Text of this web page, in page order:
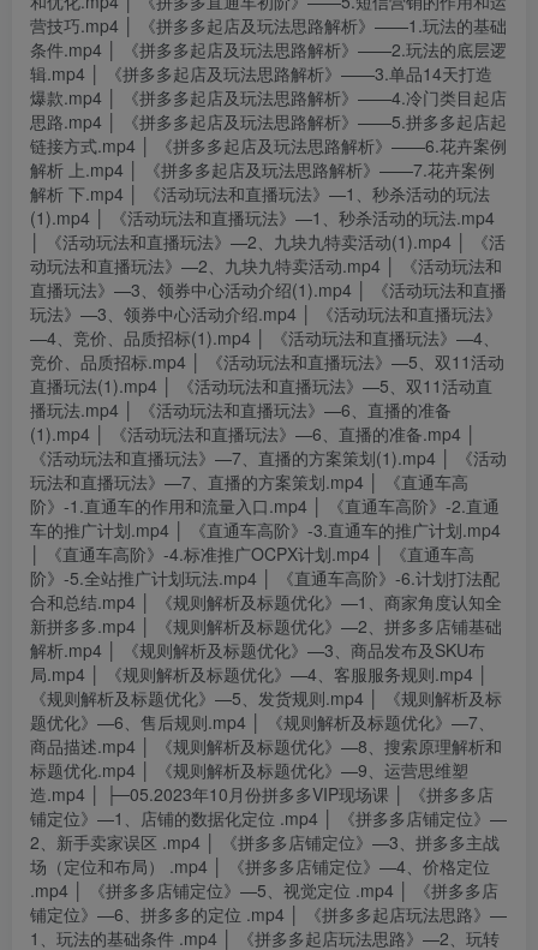
营技巧.mp4 │ 《拼多多起店及玩法思路解析》——1.玩法的基础
条件.mp4 │ 《拼多多起店及玩法思路解析》——2.玩法的底层逻
辑.mp4 │ 《拼多多起店及玩法思路解析》——3.单品14天打造
爆款.mp4 │ 《拼多多起店及玩法思路解析》——4.冷门类目起店
思路.mp4 │ 《拼多多起店及玩法思路解析》——5.拼多多起店起
链接方式.mp4 │ 《拼多多起店及玩法思路解析》——6.花卉案例
解析 上.mp4 │ 《拼多多起店及玩法思路解析》——7.花卉案例
解析 下.mp4 │ 《活动玩法和直播玩法》—1、秒杀活动的玩法
(1).mp4 │ 《活动玩法和直播玩法》—1、秒杀活动的玩法.mp4
│ 《活动玩法和直播玩法》—2、九块九特卖活动(1).mp4 │ 《活
动玩法和直播玩法》—2、九块九特卖活动.mp4 │ 《活动玩法和
直播玩法》—3、领券中心活动介绍(1).mp4 │ 《活动玩法和直播
玩法》—3、领券中心活动介绍.mp4 │ 《活动玩法和直播玩法》
—4、竞价、品质招标(1).mp4 │ 《活动玩法和直播玩法》—4、
竞价、品质招标.mp4 │ 《活动玩法和直播玩法》—5、双11活动
直播玩法(1).mp4 │ 《活动玩法和直播玩法》—5、双11活动直
播玩法.mp4 │ 《活动玩法和直播玩法》—6、直播的准备
(1).mp4 │ 《活动玩法和直播玩法》—6、直播的准备.mp4 │
《活动玩法和直播玩法》—7、直播的方案策划(1).mp4 │ 《活动
玩法和直播玩法》—7、直播的方案策划.mp4 │ 《直通车高
阶》-1.直通车的作用和流量入口.mp4 │ 《直通车高阶》-2.直通
车的推广计划.mp4 │ 《直通车高阶》-3.直通车的推广计划.mp4
│ 《直通车高阶》-4.标准推广OCPX计划.mp4 │ 《直通车高
阶》-5.全站推广计划玩法.mp4 │ 《直通车高阶》-6.计划打法配
合和总结.mp4 │ 《规则解析及标题优化》—1、商家角度认知全
新拼多多.mp4 │ 《规则解析及标题优化》—2、拼多多店铺基础
解析.mp4 │ 《规则解析及标题优化》—3、商品发布及SKU布
局.mp4 │ 《规则解析及标题优化》—4、客服服务规则.mp4 │
《规则解析及标题优化》—5、发货规则.mp4 │ 《规则解析及标
题优化》—6、售后规则.mp4 │ 《规则解析及标题优化》—7、
商品描述.mp4 │ 《规则解析及标题优化》—8、搜索原理解析和
标题优化.mp4 │ 《规则解析及标题优化》—9、运营思维塑
造.mp4 │ ├─05.2023年10月份拼多多VIP现场课 │ 《拼多多店
铺定位》—1、店铺的数据化定位 .mp4 │ 《拼多多店铺定位》—
2、新手卖家误区 .mp4 │ 《拼多多店铺定位》—3、拼多多主战
场（定位和布局） .mp4 │ 《拼多多店铺定位》—4、价格定位
.mp4 │ 《拼多多店铺定位》—5、视觉定位 .mp4 │ 《拼多多店
铺定位》—6、拼多多的定位 .mp4 │ 《拼多多起店玩法思路》—
1、玩法的基础条件 .mp4 │ 《拼多多起店玩法思路》—2、玩转